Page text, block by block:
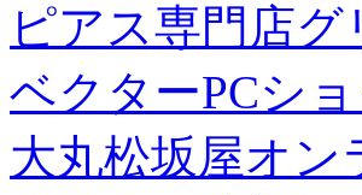
ピアス専門店
ベクターPCシ
大丸松坂屋オン